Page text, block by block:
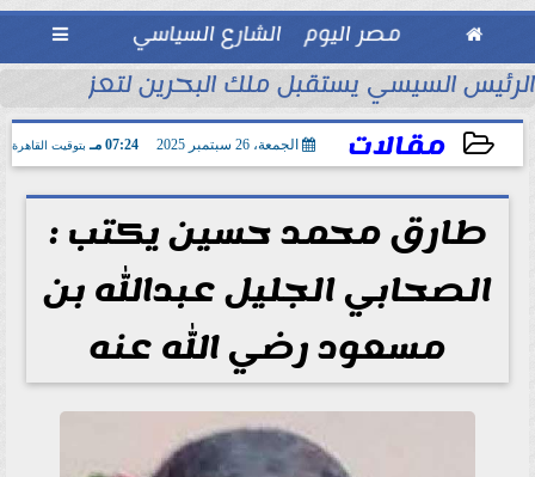
 مصر اليوم الشارع السياسي 
السكندري فى الأسبوع الأول
الرئيس السيسي يستقبل ملك البحرين لتعزيز
مقالات الجمعة، 26 سبتمبر 2025 07:24 مـ بتوقيت القاهرة
2025-09-26 19:24:34
طارق محمد حسين يكتب :
الصحابي الجليل عبدالله بن
مسعود رضي الله عنه